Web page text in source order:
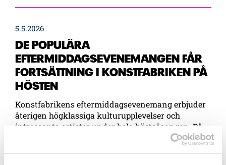
5.5.2026
DE POPULÄRA
EFTERMIDDAGSEVENEMANGEN FÅR
FORTSÄTTNING I KONSTFABRIKEN PÅ
HÖSTEN
Konstfabrikens eftermiddagsevenemang erbjuder
återigen högklassiga kulturupplevelser och
intressanta artister under hela höstsäsongen. På
scenen ser vi bland annat Seela Sella, Seppo Hovi
och Heikki Sarmanto. Serien inleds i september